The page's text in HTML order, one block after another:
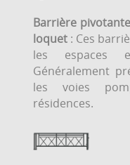
Barrière
loquet: Ces
les espaces
Généralement
les voies
résidences.